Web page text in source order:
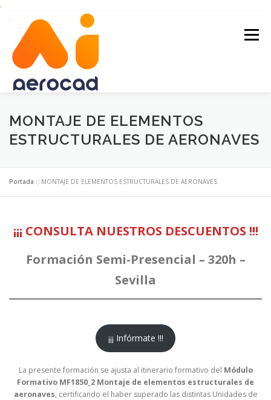
Saltar
contenido
Menú
INICIO FORMACIÓN
MONTAJE DE ELEMENTOS
ESTRUCTURALES DE AERONAVES
Portada »MONTAJE DE ELEMENTOS ESTRUCTURALES DE AERONAVES
¡¡¡ CONSULTA NUESTROS DESCUENTOS !!!
Formación Semi-Presencial – 320h –
Sevilla
¡¡¡ Infórmate !!!
La presente formación se ajusta al itinerario formativo del Módulo
Formativo MF1850_2 Montaje de elementos estructurales de
aeronaves, certificando el haber superado las distintas Unidades de